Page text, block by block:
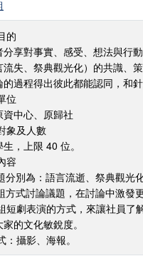
的
分享對事實、感受、想法與行
流失、祭典觀光化）的共識、
過程得出彼此都能認同，和
位
中心、原歸社
象及人數
，上限 40 位。
容
分別為：語言流逝、祭典觀光化
方式討論議題，在討論中激發
短劇表演的方式，來讓社員了
的文化敏銳度。
：攝影、海報。